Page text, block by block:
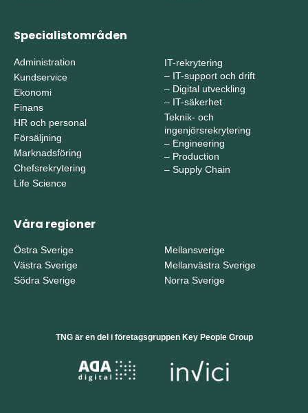
Specialistområden
Administration
Kundservice
Ekonomi
Finans
HR och personal
Försäljning
Marknadsföring
Chefsrekrytering
Life Science
IT-rekrytering
– IT-support och drift
– Digital utveckling
– IT-säkerhet
Teknik- och
ingenjörsrekrytering
– Engineering
– Production
– Supply Chain
Våra regioner
Östra Sverige
Västra Sverige
Södra Sverige
Mellansverige
Mellanvästra Sverige
Norra Sverige
TNG är en del i företagsgruppen Key People Group